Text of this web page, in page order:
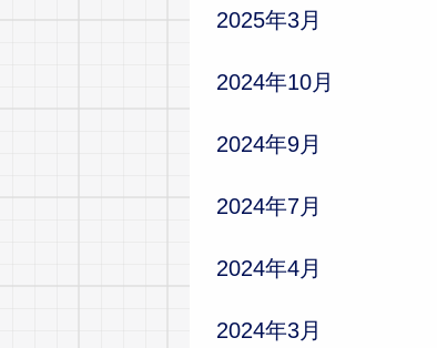
2025年3月
2024年10月
2024年9月
2024年7月
2024年4月
2024年3月